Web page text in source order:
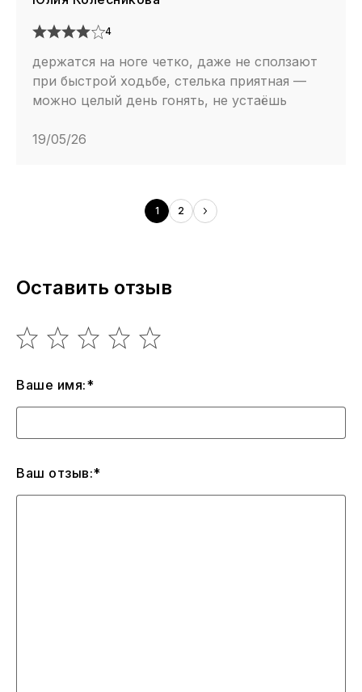
4
держатся на ноге четко, даже не сползают
при быстрой ходьбе, стелька приятная —
можно целый день гонять, не устаёшь
19/05/26
1 2
Оставить отзыв
Ваше имя:*
Ваш отзыв:*